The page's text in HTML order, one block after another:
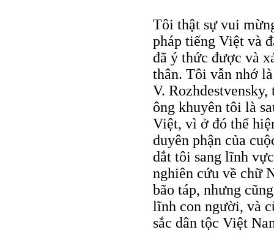
Tôi thật sự vui
pháp tiếng Việt và
đã ý thức được và
thân. Tôi vẫn nhớ
V.
ông khuyên tôi là
Việt, vì ở đó thể
duyên phận của
dắt tôi sang lĩnh
nghiên cứu về chữ
bão táp, nhưng
lĩnh con người, và
sắc dân tộc Việt